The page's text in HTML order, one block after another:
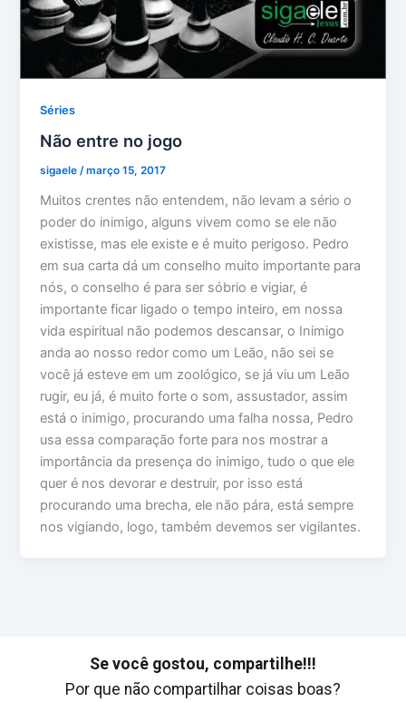
Séries
Não entre no jogo
sigaele/março 15, 2017
Muitos crentes não entendem, não levam a sério o
poder do inimigo, alguns vivem como se ele não
existisse, mas ele existe e é muito perigoso. Pedro
em sua carta dá um conselho muito importante para
nós, o conselho é para ser sóbrio e vigiar, é
importante ficar ligado o tempo inteiro, em nossa
vida espiritual não podemos descansar, o Inimigo
anda ao nosso redor como um Leão, não sei se
você já esteve em um zoológico, se já viu um Leão
rugir, eu já, é muito forte o som, assustador, assim
está o inimigo, procurando uma falha nossa, Pedro
usa essa comparação forte para nos mostrar a
importância da presença do inimigo, tudo o que ele
quer é nos devorar e destruir, por isso está
procurando uma brecha, ele não pára, está sempre
nos vigiando, logo, também devemos ser vigilantes.
Se você gostou, compartilhe!!!
Por que não compartilhar coisas boas?